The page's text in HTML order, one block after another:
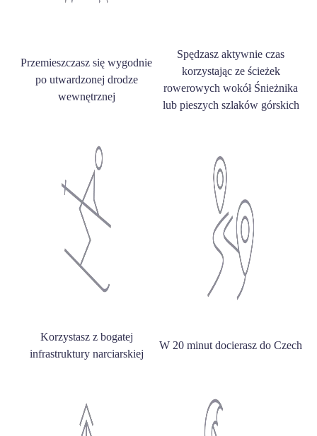
Przemieszczasz się wygodnie
po utwardzonej drodze
wewnętrznej
Spędzasz aktywnie czas
korzystając ze ścieżek
rowerowych wokół Śnieżnika
lub pieszych szlaków górskich
Korzystasz z bogatej
infrastruktury narciarskiej
W 20 minut docierasz do Czech